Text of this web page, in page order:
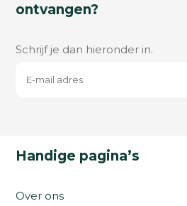
ontvangen?
Schrijf je dan hieronder in.
Handige pagina’s
Over ons